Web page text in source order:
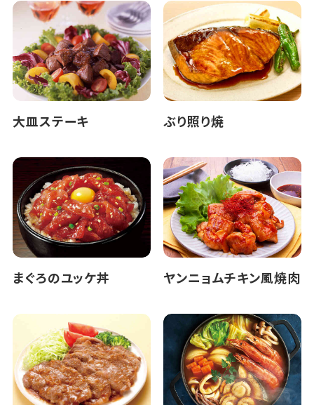
大皿ステーキ ぶり照り焼
まぐろのユッケ丼 ヤンニョムチキン風焼肉